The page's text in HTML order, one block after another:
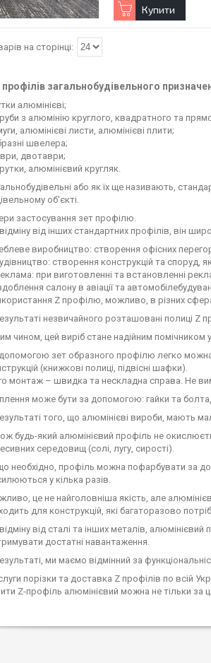
Купити
загальнобудівельного
алюмінієві;
з алюмінію круглого, квадратного та
алюмінієві листи, алюмінієві плити;
швелера;
двотаври;
алюмінієвий кругляк.
або як їх ще називають,
об'єкті.
застосування зет профілю.
від інших стандартних профілів, він
виробництво: створення офісних
створення конструкцій та споруд,
при виготовленні та встановленні
салону в авіації та
Z профілю, можливо, в різних
незвичайного розташовані полиці Z
чином, цей виріб стане надійним помічником
зет образного профілю легко
(книжкові полиці, підвісні шафки).
монтаж – швидка та нескладна справа. Не
може бути за допомогою: гайки та
того, що алюмінієві вироби, мають
будь-який алюмінієвий профіль не
середовищ (солі, лугу, сирості).
необхідно, профіль можна пофарбувати за
у кілька разів.
це не найголовніша якість, але
для конструкцій, які багаторазово
від сталі та інших металів,
достатні навантаження.
ми маємо відмінний за
порізки та доставка Z профілів по всій
Z-профіль алюмінієвий можна не тільки